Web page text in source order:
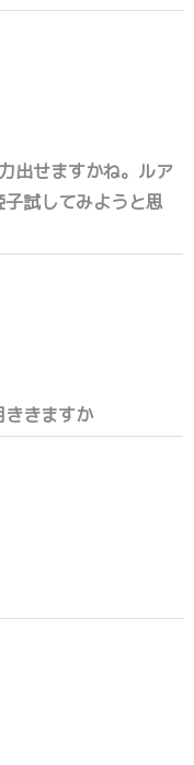
出せますかね。ルア
試してみようと思
きますか